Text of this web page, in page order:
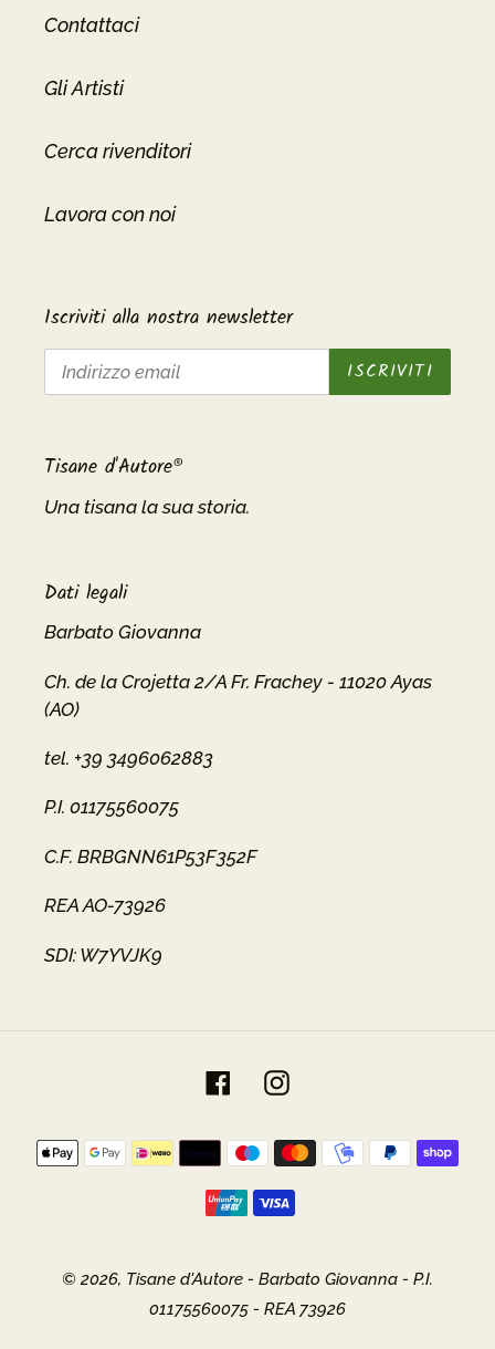
Contattaci
Gli Artisti
Cerca rivenditori
Lavora con noi
Iscriviti alla nostra newsletter
ISCRIVITI
Tisane d'Autore®
Una tisana la sua storia.
Dati legali
Barbato Giovanna
Ch. de la Crojetta 2/A Fr. Frachey - 11020 Ayas
(AO)
tel. +39 3496062883
P.I. 01175560075
C.F. BRBGNN61P53F352F
REA AO-73926
SDI: W7YVJK9
FacebookInstagram
Metodi
di
pagamento
© 2026, Tisane d'Autore - Barbato Giovanna - P.I.
01175560075 - REA 73926